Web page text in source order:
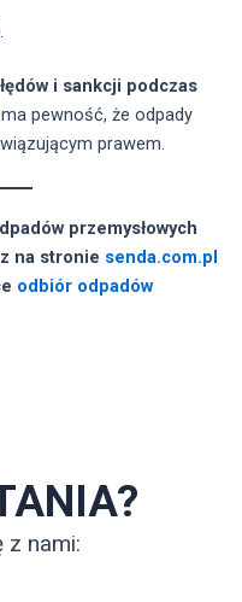
i sankcji podczas
pewność, że odpady
prawem.
przemysłowych
na stronie senda.com.pl
odbiór odpadów
z nami: